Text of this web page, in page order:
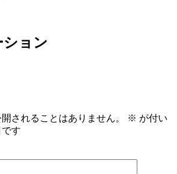
ョン
されることはありません。 ※ が付い
す